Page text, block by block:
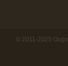
© 2011-2025